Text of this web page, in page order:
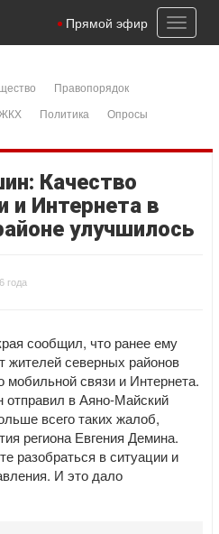
Toggle
Прямой эфир
Правопорядок
Политика
Опросы
Качество
и Интернета в
улучшилось
года
сообщил, что ранее ему
жителей северных районов
мобильной связи и Интернета.
в Аяно-Майский
всего таких жалоб,
региона Евгения Демина.
разобраться в ситуации и
И это дало